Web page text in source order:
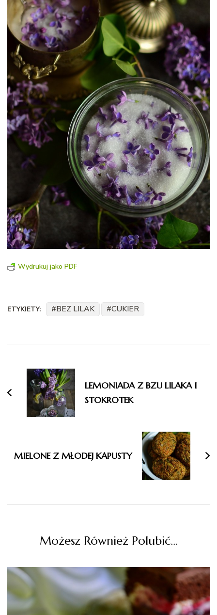
Wydrukuj jako PDF
ETYKIETY: BEZ LILAK CUKIER
wpisu
LEMONIADA Z BZU LILAKA I
STOKROTEK
MIELONE Z MŁODEJ KAPUSTY
Możesz Również Polubić…